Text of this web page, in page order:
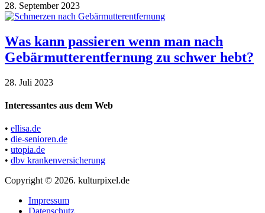
28. September 2023
Was kann passieren wenn man nach
Gebärmutterentfernung zu schwer hebt?
28. Juli 2023
Interessantes aus dem Web
• ellisa.de
• die-senioren.de
• utopia.de
• dbv krankenversicherung
Copyright © 2026. kulturpixel.de
Impressum